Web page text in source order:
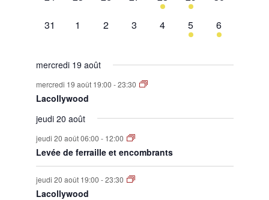
évènement,évènement,évènement,
0
31
0
1
0
2
0
3
0
évènement,
4
1
évènement,
5
1
évènement,
6
mercredi 19 août
mercredi 19 août 19:00 -23:30
Lacollywood
jeudi 20 août
jeudi 20 août 06:00 - 12:00
Levée de ferraille et encombrants
jeudi 20 août 19:00 -23:30
Lacollywood